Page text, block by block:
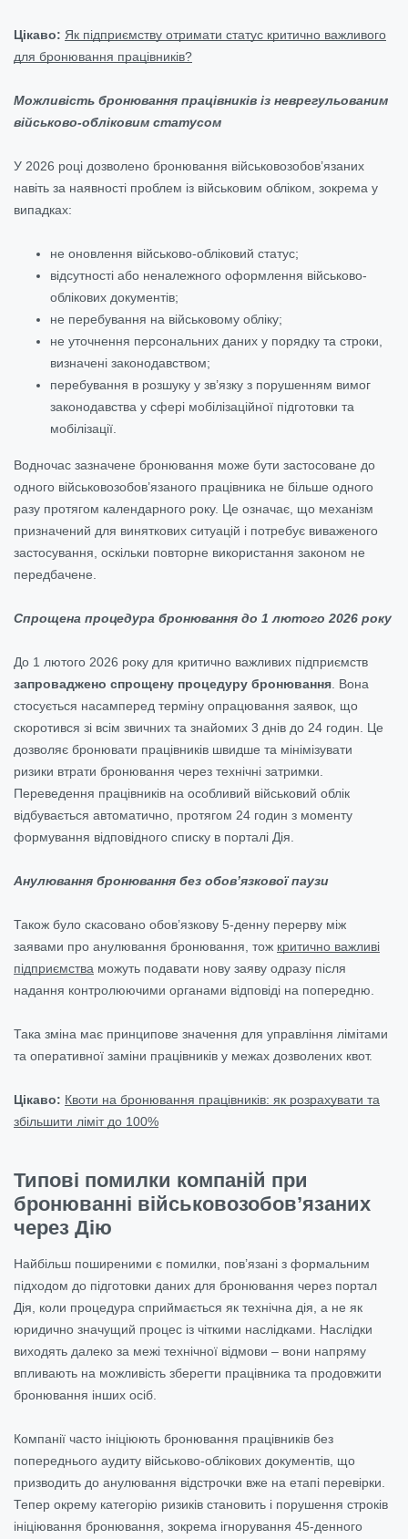
Цікаво: Як підприємству отримати статус критично важливого
для бронювання працівників?
Можливість бронювання працівників із неврегульованим
військово-обліковим статусом
У 2026 році дозволено бронювання військовозобов’язаних
навіть за наявності проблем із військовим обліком, зокрема у
випадках:
не оновлення військово-обліковий статус;
відсутності або неналежного оформлення військово-
облікових документів;
не перебування на військовому обліку;
не уточнення персональних даних у порядку та строки,
визначені законодавством;
перебування в розшуку у зв’язку з порушенням вимог
законодавства у сфері мобілізаційної підготовки та
мобілізації.
Водночас зазначене бронювання може бути застосоване до
одного військовозобов’язаного працівника не більше одного
разу протягом календарного року. Це означає, що механізм
призначений для виняткових ситуацій і потребує виваженого
застосування, оскільки повторне використання законом не
передбачене.
Спрощена процедура бронювання до 1 лютого 2026 року
До 1 лютого 2026 року для критично важливих підприємств
запроваджено спрощену процедуру бронювання . Вона
стосується насамперед терміну опрацювання заявок, що
скоротився зі всім звичних та знайомих 3 днів до 24 годин. Це
дозволяє бронювати працівників швидше та мінімізувати
ризики втрати бронювання через технічні затримки.
Переведення працівників на особливий військовий облік
відбувається автоматично, протягом 24 годин з моменту
формування відповідного списку в порталі Дія.
Анулювання бронювання без обов’язкової паузи
Також було скасовано обов’язкову 5-денну перерву між
заявами про анулювання бронювання, тож критично важливі
підприємства можуть подавати нову заяву одразу після
надання контролюючими органами відповіді на попередню.
Така зміна має принципове значення для управління лімітами
та оперативної заміни працівників у межах дозволених квот.
Цікаво: Квоти на бронювання працівників: як розрахувати та
збільшити ліміт до 100%
Типові помилки компаній при
бронюванні військовозобов’язаних
через Дію
Найбільш поширеними є помилки, пов’язані з формальним
підходом до підготовки даних для бронювання через портал
Дія, коли процедура сприймається як технічна дія, а не як
юридично значущий процес із чіткими наслідками. Наслідки
виходять далеко за межі технічної відмови – вони напряму
впливають на можливість зберегти працівника та продовжити
бронювання інших осіб.
Компанії часто ініціюють бронювання працівників без
попереднього аудиту військово-облікових документів, що
призводить до анулювання відстрочки вже на етапі перевірки.
Тепер окрему категорію ризиків становить і порушення строків
ініціювання бронювання, зокрема ігнорування 45-денного